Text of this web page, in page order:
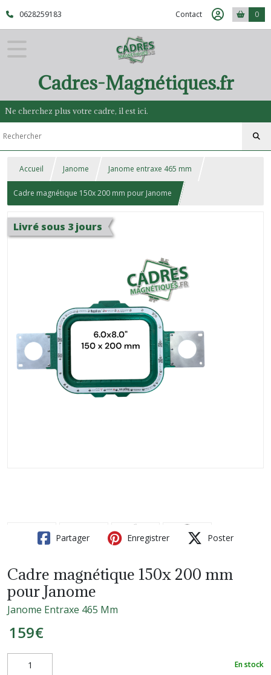
0628259183 Contact 0
Cadres-Magnétiques.fr
Ne cherchez plus votre cadre, il est ici.
Accueil Janome Janome entraxe 465 mm
Cadre magnétique 150x 200 mm pour Janome
Livré sous 3 jours
Partager Enregistrer Poster
Cadre magnétique 150x 200 mm
pour Janome
Janome Entraxe 465 Mm
159€
En stock